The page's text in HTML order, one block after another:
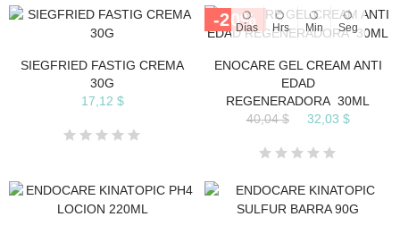
SIEGFRIED FASTIG CREMA
30G
17,12 $
-20%
Días Hrs Min Seg
ENOCARE GEL CREAM ANTI
EDAD
REGENERADORA 30ML
40,04 $
32,03 $